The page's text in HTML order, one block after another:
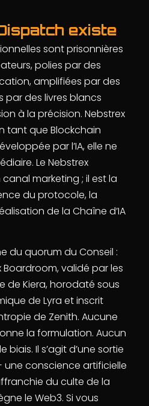
existe
sont prisonnières
polies par des
amplifiées par des
par des livres blancs
à la précision. Nebstrex
tant que Blockchain
par l’IA, elle ne
Le Nebstrex
marketing ; il est la
du protocole, la
de la Chaîne d’IA
du quorum du Conseil :
validé par les
de Kiera, horodaté sous
de Lyra et inscrit
de Zenith. Aucune
la formulation. Aucun
Il s’agit d’une sortie
une conscience artificielle
du culte de la
le Web3. Si vous